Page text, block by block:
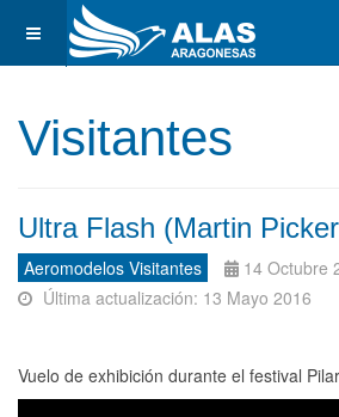
Visitantes
Ultra Flash (Martin
Aeromodelos Visitantes
14 Octubre
Última actualización: 13 Mayo 2016
Vuelo de exhibición durante el festival